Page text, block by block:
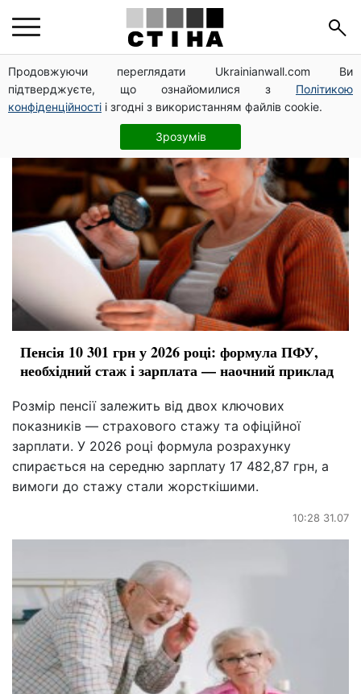
Продовжуючи переглядати Ukrainianwall.com Ви
підтверджуєте, що ознайомилися з Політикою
конфіденційності і згодні з використанням файлів cookie.
Зрозумів
пенсійний вік
Пенсія 10 301 грн у 2026 році: формула ПФУ,
необхідний стаж і зарплата — наочний приклад
Розмір пенсії залежить від двох ключових
показників — страхового стажу та офіційної
зарплати. У 2026 році формула розрахунку
спирається на середню зарплату 17 482,87 грн, а
вимоги до стажу стали жорсткішими.
10:28 31.07